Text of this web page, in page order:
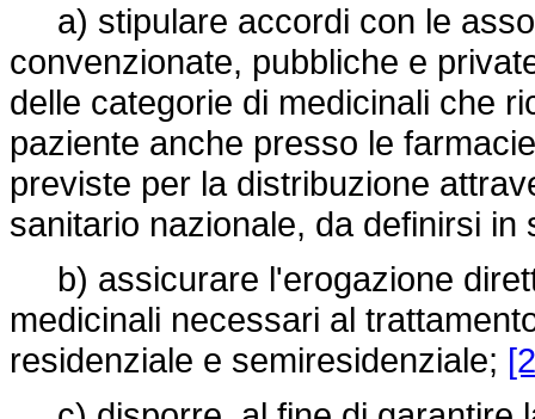
a) stipulare accordi con le
convenzionate, pubbliche e
delle categorie di medicinali che
paziente anche presso le
previste per la distribuzione
sanitario nazionale, da definirsi
b) assicurare l'erogazione
medicinali necessari al
residenziale e semiresidenziale;